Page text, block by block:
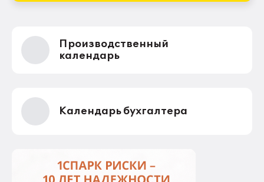
Производственный
календарь
Календарь бухгалтера